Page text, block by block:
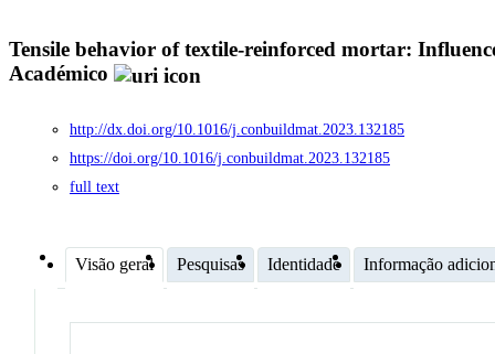
Tensile behavior of textile-reinforced mortar:
Académico
http://dx.doi.org/10.1016/j.conbuildmat.2023.132185
https://doi.org/10.1016/j.conbuildmat.2023.132185
full text
Visão geral Pesquisas Identidade Informação